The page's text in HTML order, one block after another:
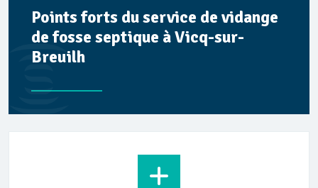
Points forts du service de vidange
de fosse septique à Vicq-sur-
Breuilh